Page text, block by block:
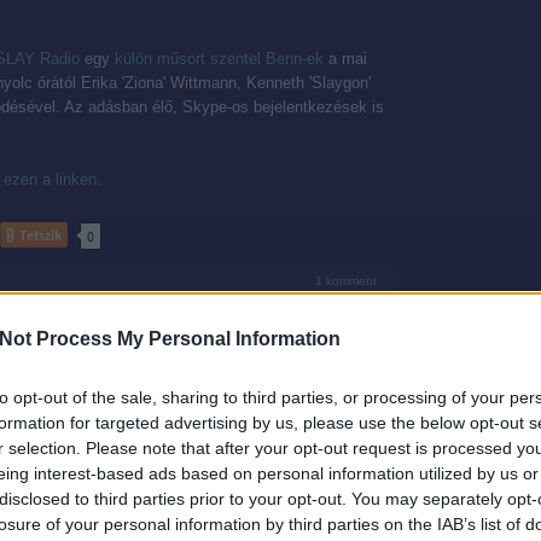
Process My Personal Information
opt-out of the sale, sharing to third parties, or processing of your
for targeted advertising by us, please use the below opt-out
selection. Please note that after your opt-out request is processed
interest-based ads based on personal information utilized by us
to third parties prior to your opt-out. You may separately
of your personal information by third parties on the IAB’s list of
Radioegy külön műsort szentel Benn-ek a mai
órától Erika 'Ziona' Wittmann, Kenneth 'Slaygon'
Az adásban élő, Skype-os bejelentkezések is
a linken.
Tetszik 0
1 komment
kiváló C64 zene születik
ahol a remixek ezúttal egy népszerű, magyar
születtek, és a SID 3 csatornájára lettek
által, bónuszként pedig egy játék is készült hozzá.